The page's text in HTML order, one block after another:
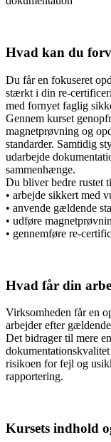
Hvad kan du
Du får en fokuseret
stærkt i din re-
med fornyet faglig
Gennem kurset
magnetprøvning og
standarder. Samtidig
udarbejde
sammenhænge.
Du bliver bedre rustet
• arbejde sikkert med
• anvende gældende
• udføre
• gennemføre re-
Hvad får din
Virksomheden får en
arbejder efter
Det bidrager til mere
risikoen for fejl og
rapportering.
Kursets indhold